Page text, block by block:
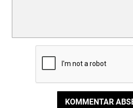
KOMMENTAR